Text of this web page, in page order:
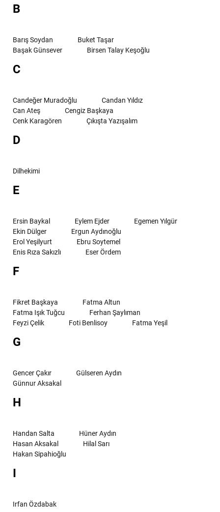
B
Barış Soydan
Buket Taşar
Başak Günsever
Birsen Talay Keşoğlu
C
Candeğer Muradoğlu
Candan Yıldız
Can Ateş
Cengiz Başkaya
Cenk Karagören
Çıkışta Yazışalım
D
Dilhekimi
E
Ersin Baykal Eylem Ejder
Egemen Yılgür
Ekin Dülger
Ergun Aydınoğlu
Erol Yeşilyurt
Ebru Soytemel
Enis Rıza Sakızlı
Eser Ördem
F
Fikret Başkaya
Fatma Altun
Fatma Işık Tuğcu
Ferhan Şaylıman
Feyzi Çelik
Foti Benlisoy Fatma Yeşil
G
Gencer Çakır
Gülseren Aydın
Günnur Aksakal
H
Handan Salta
Hüner Aydın
Hasan Aksakal
Hilal Sarı
Hakan Sipahioğlu
I
Irfan Özdabak